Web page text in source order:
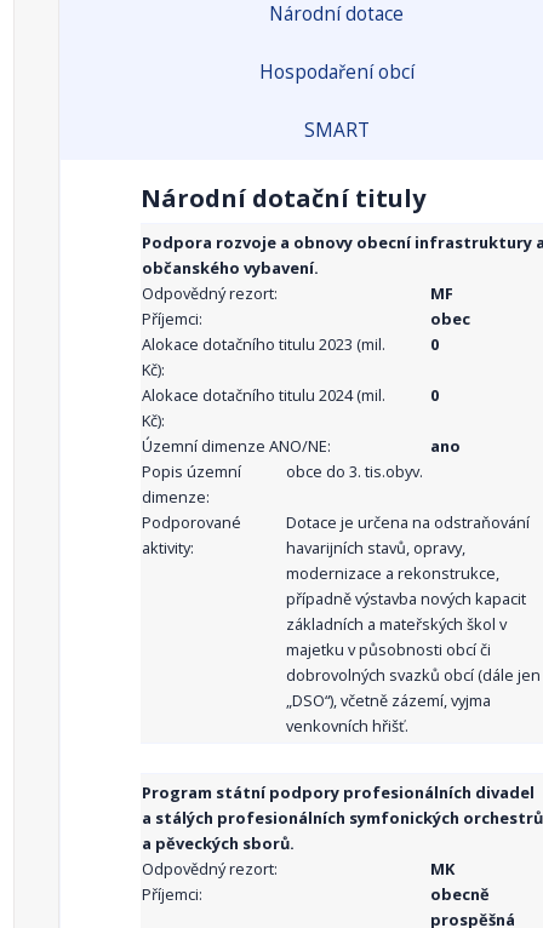
Národní dotace
Hospodaření obcí
SMART
Národní dotační tituly
Podpora rozvoje a obnovy obecní infrastruktury
občanského vybavení.
Odpovědný rezort:
MF
Příjemci:
obec
Alokace dotačního titulu 2023 (mil.
Kč):
0
Alokace dotačního titulu 2024 (mil.
Kč):
0
Územní dimenze ANO/NE:
ano
Popis územní
dimenze:
obce do 3. tis.obyv.
Podporované
aktivity:
Dotace je určena na odstraňování
havarijních stavů, opravy,
modernizace a rekonstrukce,
případně výstavba nových kapacit
základních a mateřských škol v
majetku v působnosti obcí či
dobrovolných svazků obcí (dále jen
„DSO“), včetně zázemí, vyjma
venkovních hřišť.
Program státní podpory profesionálních divadel
a stálých profesionálních symfonických orchestrů
a pěveckých sborů.
Odpovědný rezort:
MK
Příjemci:
obecně
prospěšná